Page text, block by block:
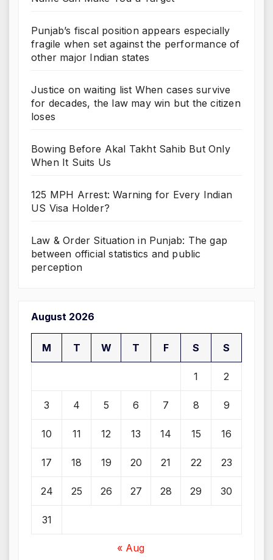
Punjab’s fiscal position appears especially
fragile when set against the performance of
other major Indian states
Justice on waiting list When cases survive
for decades, the law may win but the citizen
loses
Bowing Before Akal Takht Sahib But Only
When It Suits Us
125 MPH Arrest: Warning for Every Indian
US Visa Holder?
Law & Order Situation in Punjab: The gap
between official statistics and public
perception
August 2026
M T W T F S S
1 2
3 4 5 6 7 8 9
10 11 12 13 14 15 16
17 18 19 20 21 22 23
24 25 26 27 28 29 30
31
« Aug